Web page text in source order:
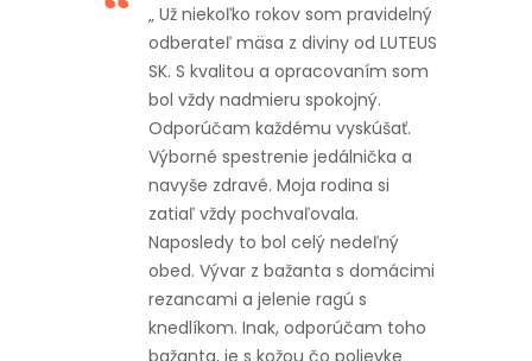
„ Už niekoľko rokov som pravidelný
odberateľ mäsa z diviny od LUTEUS
SK. S kvalitou a opracovaním som
bol vždy nadmieru spokojný.
Odporúčam každému vyskúšať.
Výborné spestrenie jedálnička a
navyše zdravé. Moja rodina si
zatiaľ vždy pochvaľovala.
Naposledy to bol celý nedeľný
obed. Vývar z bažanta s domácimi
rezancami a jelenie ragú s
knedlíkom. Inak, odporúčam toho
bažanta, je s kožou čo polievke